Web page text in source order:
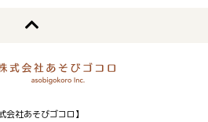
会社あそびゴコロ】